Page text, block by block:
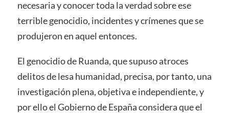
necesaria y conocer toda la verdad sobre ese
terrible genocidio, incidentes y crímenes que se
produjeron en aquel entonces.
El genocidio de Ruanda, que supuso atroces
delitos de lesa humanidad, precisa, por tanto, una
investigación plena, objetiva e independiente, y
por ello el Gobierno de España considera que el